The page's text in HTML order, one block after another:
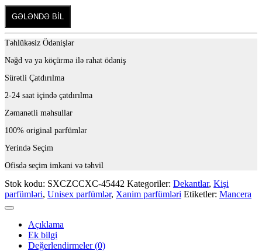
GƏLƏNDƏ BİL
Təhlükəsiz Ödənişlər
Nəğd və ya köçürmə ilə rahat ödəniş
Sürətli Çatdırılma
2-24 saat içində çatdırılma
Zəmanətli məhsullar
100% original parfümlər
Yerində Seçim
Ofisdə seçim imkani və təhvil
Stok kodu: SXCZCCXC-45442 Kategoriler: Dekantlar, Kişi
parfümləri, Unisex parfümlər, Xanim parfümləri Etiketler: Mancera
Açıklama
Ek bilgi
Değerlendirmeler (0)